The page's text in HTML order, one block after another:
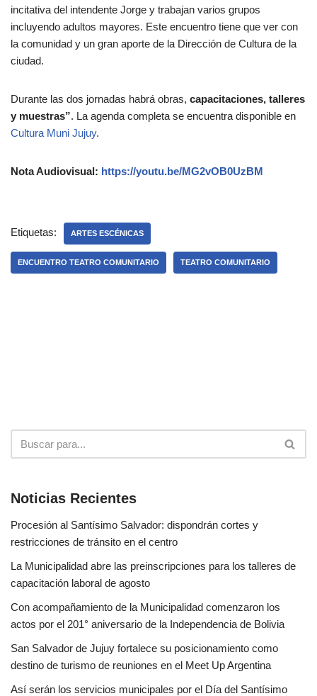
incitativa del intendente Jorge y trabajan varios grupos
incluyendo adultos mayores. Este encuentro tiene que ver con
la comunidad y un gran aporte de la Dirección de Cultura de la
ciudad.
Durante las dos jornadas habrá obras, capacitaciones, talleres
y muestras”. La agenda completa se encuentra disponible en
Cultura Muni Jujuy.
Nota Audiovisual: https://youtu.be/MG2vOB0UzBM
Etiquetas: ARTES ESCÉNICAS
ENCUENTRO TEATRO COMUNITARIO TEATRO COMUNITARIO
Noticias Recientes
Procesión al Santísimo Salvador: dispondrán cortes y
restricciones de tránsito en el centro
La Municipalidad abre las preinscripciones para los talleres de
capacitación laboral de agosto
Con acompañamiento de la Municipalidad comenzaron los
actos por el 201° aniversario de la Independencia de Bolivia
San Salvador de Jujuy fortalece su posicionamiento como
destino de turismo de reuniones en el Meet Up Argentina
Así serán los servicios municipales por el Día del Santísimo